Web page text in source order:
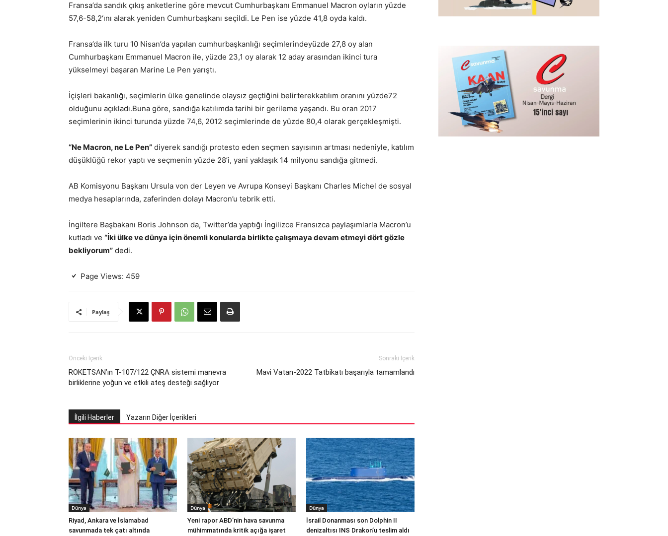
Fransa’da sandık çıkış anketlerine göre mevcut Cumhurbaşkanı Emmanuel Macron oyların yüzde
57,6-58,2‘ını alarak yeniden Cumhurbaşkanı seçildi. Le Pen ise yüzde 41,8 oyda kaldı.
Fransa’da ilk turu 10 Nisan’da yapılan cumhurbaşkanlığı seçimlerindeyüzde 27,8 oy alan
Cumhurbaşkanı Emmanuel Macron ile, yüzde 23,1 oy alarak 12 aday arasından ikinci tura
yükselmeyi başaran Marine Le Pen yarıştı.
İçişleri bakanlığı, seçimlerin ülke genelinde olaysız geçtiğini belirterekkatılım oranını yüzde72
olduğunu açıkladı.Buna göre, sandığa katılımda tarihi bir gerileme yaşandı. Bu oran 2017
seçimlerinin ikinci turunda yüzde 74,6, 2012 seçimlerinde de yüzde 80,4 olarak gerçekleşmişti.
“Ne Macron, ne Le Pen” diyerek sandığı protesto eden seçmen sayısının artması nedeniyle, katılım
düşüklüğü rekor yaptı ve seçmenin yüzde 28’i, yani yaklaşık 14 milyonu sandığa gitmedi.
AB Komisyonu Başkanı Ursula von der Leyen ve Avrupa Konseyi Başkanı Charles Michel de sosyal
medya hesaplarında, zaferinden dolayı Macron’u tebrik etti.
İngiltere Başbakanı Boris Johnson da, Twitter’da yaptığı İngilizce Fransızca paylaşımlarla Macron’u
kutladı ve “İki ülke ve dünya için önemli konularda birlikte çalışmaya devam etmeyi dört gözle
bekliyorum” dedi.
Page Views: 459
Paylaş
Önceki İçerik
ROKETSAN’ın T-107/122 ÇNRA sistemi manevra
birliklerine yoğun ve etkili ateş desteği sağlıyor
Sonraki İçerik
Mavi Vatan-2022 Tatbikatı başarıyla tamamlandı
İlgili Haberler Yazarın Diğer İçerikleri
Dünya
Riyad, Ankara ve İslamabad
savunmada tek çatı altında
Dünya
Yeni rapor ABD’nin hava savunma
mühimmatında kritik açığa işaret
Dünya
İsrail Donanması son Dolphin II
denizaltısı INS Drakon’u teslim aldı